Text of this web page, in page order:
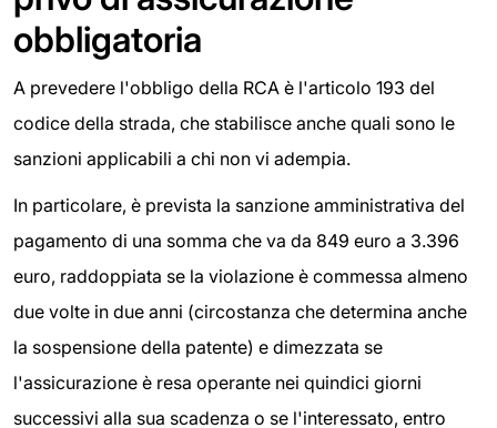
obbligatoria
A prevedere l'obbligo della RCA è l'articolo 193 del
codice della strada, che stabilisce anche quali sono le
sanzioni applicabili a chi non vi adempia.
In particolare, è prevista la sanzione amministrativa del
pagamento di una somma che va da 849 euro a 3.396
euro, raddoppiata se la violazione è commessa almeno
due volte in due anni (circostanza che determina anche
la sospensione della patente) e dimezzata se
l'assicurazione è resa operante nei quindici giorni
successivi alla sua scadenza o se l'interessato, entro